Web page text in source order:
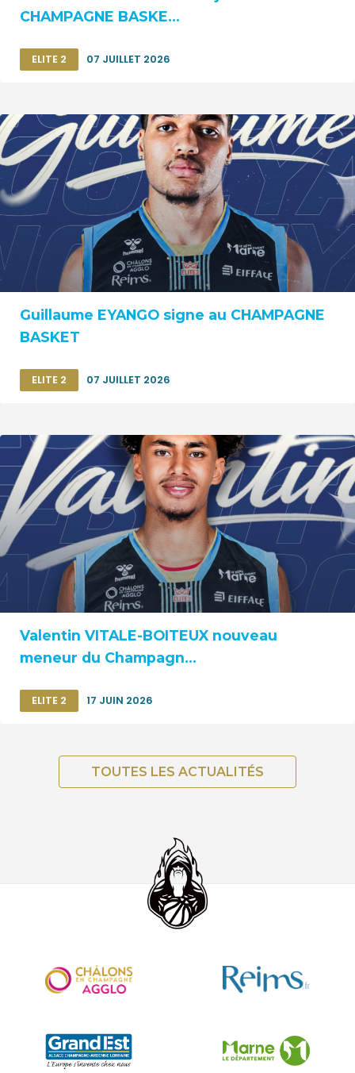
CHAMPAGNE BASKE...
ELITE 2 07 JUILLET 2026
Guillaume EYANGO signe au CHAMPAGNE
BASKET
ELITE 2 07 JUILLET 2026
Valentin VITALE-BOITEUX nouveau
meneur du Champagn...
ELITE 2 17 JUIN 2026
TOUTES LES ACTUALITÉS